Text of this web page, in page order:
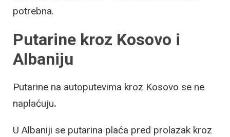
potrebna.
Putarine kroz Kosovo i
Albaniju
Putarine na autoputevima kroz Kosovo se ne
naplaćuju.
U Albaniji se putarina plaća pred prolazak kroz